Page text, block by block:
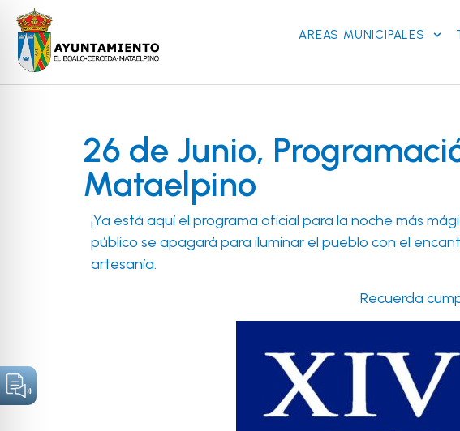
ÁREAS MUNICIPALES
26 de Junio,
Mataelpino
¡Ya está aquí el programa oficial para la noche más
público se apagará para iluminar el pueblo con el
artesanía.
Recuerda